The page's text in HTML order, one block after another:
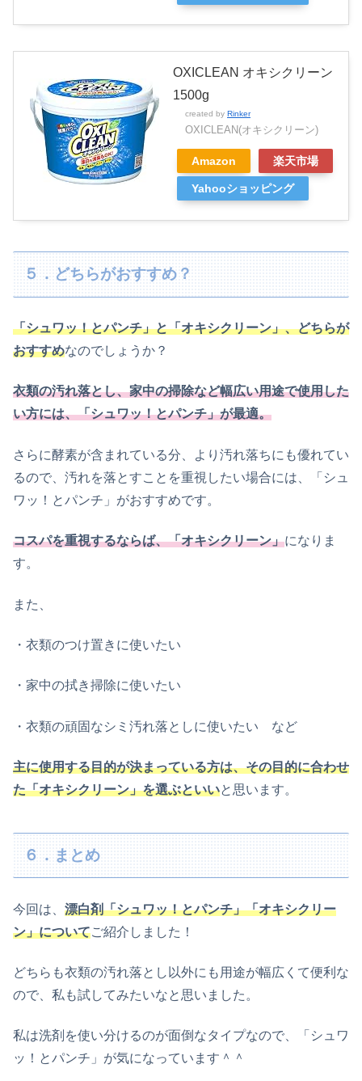
OXICLEAN オキシクリーン
1500g
created by Rinker
OXICLEAN(オキシクリーン)
Amazon 楽天市場
Yahooショッピング
５．どちらがおすすめ？
「シュワッ！とパンチ」と「オキシクリーン」、どちらが
おすすめなのでしょうか？
衣類の汚れ落とし、家中の掃除など幅広い用途で使用した
い方には、「シュワッ！とパンチ」が最適。
さらに酵素が含まれている分、より汚れ落ちにも優れてい
るので、汚れを落とすことを重視したい場合には、「シュ
ワッ！とパンチ」がおすすめです。
コスパを重視するならば、「オキシクリーン」になりま
す。
また、
・衣類のつけ置きに使いたい
・家中の拭き掃除に使いたい
・衣類の頑固なシミ汚れ落としに使いたい など
主に使用する目的が決まっている方は、その目的に合わせ
た「オキシクリーン」を選ぶといいと思います。
６．まとめ
今回は、 漂白剤「シュワッ！とパンチ」「オキシクリー
ン」についてご紹介しました！
どちらも衣類の汚れ落とし以外にも用途が幅広くて便利な
ので、私も試してみたいなと思いました。
私は洗剤を使い分けるのが面倒なタイプなので、「シュワ
ッ！とパンチ」が気になっています＾＾